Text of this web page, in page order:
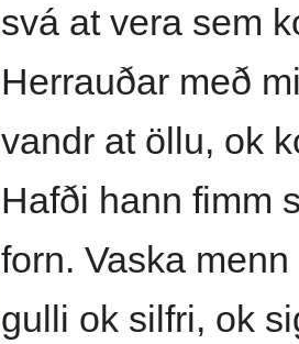
svá at vera sem
Herrauðar með
vandr at öllu, ok
Hafði hann fimm
forn. Vaska
gulli ok silfri, ok